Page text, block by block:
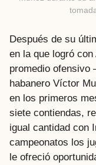
Después de su
en la que logró
promedio
habanero Víctor
en los primeros
siete contiendas,
igual cantidad con
campeonatos los
le ofreció